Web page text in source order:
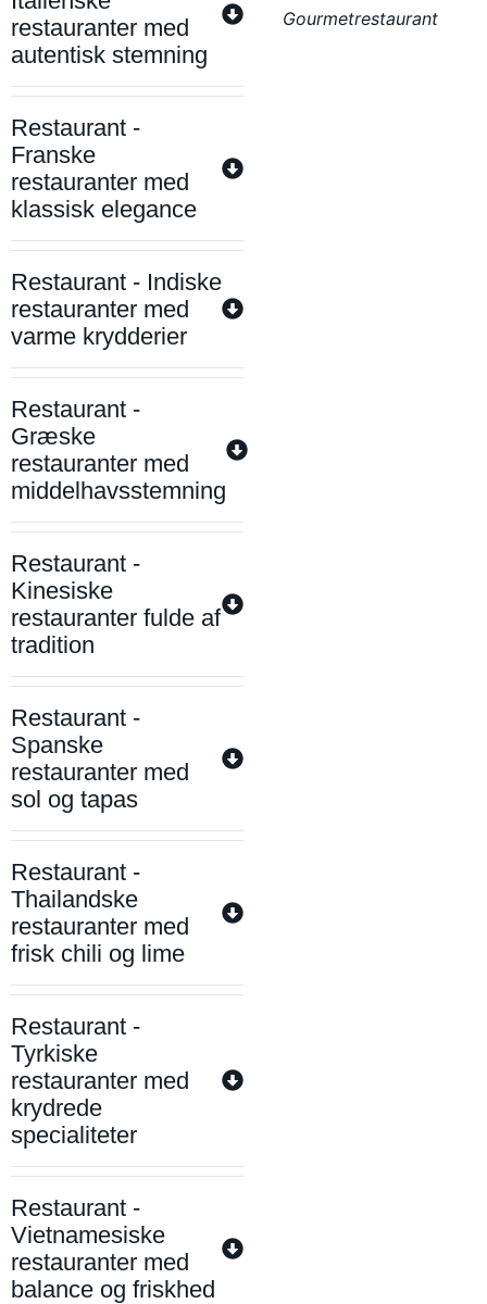
restauranter med
autentisk stemning
Restaurant -
Franske
restauranter med
klassisk elegance
Restaurant - Indiske
restauranter med
varme krydderier
Restaurant -
Græske
restauranter med
middelhavsstemning
Restaurant -
Kinesiske
restauranter fulde af
tradition
Restaurant -
Spanske
restauranter med
sol og tapas
Restaurant -
Thailandske
restauranter med
frisk chili og lime
Restaurant -
Tyrkiske
restauranter med
krydrede
specialiteter
Restaurant -
Vietnamesiske
restauranter med
balance og friskhed
Gourmetrestaurant